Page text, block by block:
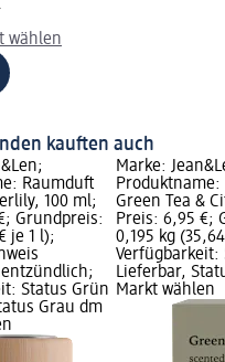
wählen
kauften auch
Raumduft
100 ml;
Grundpreis:
je 1 l);
Status Grün
Grau dm
Marke:
Produktname:
Green Tea &
Preis: 6,95 €;
0,195 kg
Verfügbarkeit:
Lieferbar,
Markt wählen